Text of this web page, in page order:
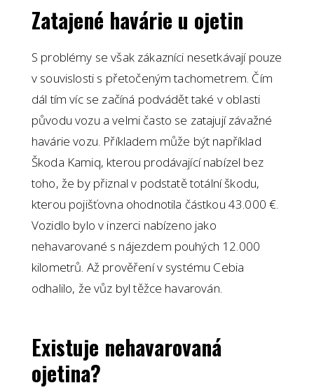
Zatajené havárie u ojetin
S problémy se však zákazníci nesetkávají pouze
v souvislosti s přetočeným tachometrem. Čím
dál tím víc se začíná podvádět také v oblasti
původu vozu a velmi často se zatajují závažné
havárie vozu. Příkladem může být například
Škoda Kamiq, kterou prodávající nabízel bez
toho, že by přiznal v podstatě totální škodu,
kterou pojišťovna ohodnotila částkou 43.000 €.
Vozidlo bylo v inzerci nabízeno jako
nehavarované s nájezdem pouhých 12.000
kilometrů. Až prověření v systému Cebia
odhalilo, že vůz byl těžce havarován.
Existuje nehavarovaná
ojetina?